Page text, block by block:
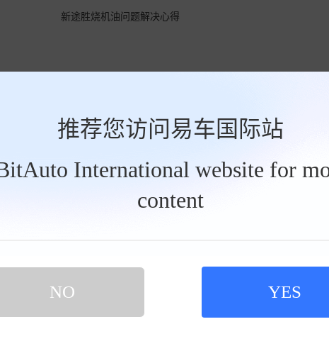
推荐您访问易车国际站
International website for
content
NO YES
新途胜烧机油问题解决心得
下高速找最近的修理店检查——拔出机油尺竟看不到油迹！这太突然了！
后立刻赶回当地4S店检修。查看详情>>
摘要来自：《新途胜烧机油问题解
高速找汽修店检查——拔出机油尺那一刻冷汗都下来了：完全看不到机油
太猛了吧？！不敢多想赶紧让师傅补了点机油立刻开回当地4S店检修——
摘要来自：《新途胜烧机油解决经验